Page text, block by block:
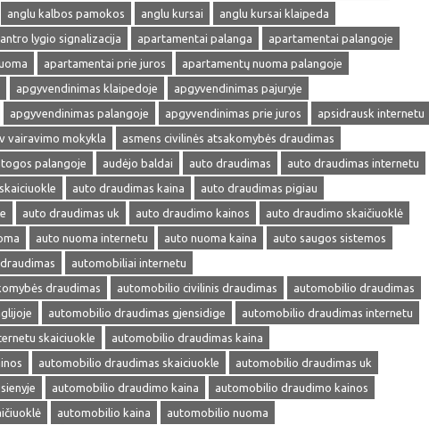
anglu kalbos pamokos anglu kursai
anglu kursai klaipeda
antro lygio signalizacija apartamentai palanga
apartamentai palangoje
apartamentai prie juros
apartamentų nuoma palangoje
apgyvendinimas klaipedoje
apgyvendinimas pajuryje
apgyvendinimas palangoje apgyvendinimas prie juros
apsidrausk internetu
vairavimo mokykla
asmens civilinės atsakomybės draudimas
palangoje audėjo baldai auto draudimas
auto draudimas internetu
auto draudimas kaina
auto draudimas pigiau
auto draudimas uk auto draudimo kainos
auto draudimo skaičiuoklė
auto nuoma internetu auto nuoma kaina
auto saugos sistemos
automobiliai internetu
draudimas
automobilio civilinis draudimas
automobilio draudimas
automobilio draudimas gjensidige
automobilio draudimas internetu
skaiciuokle
automobilio draudimas kaina
automobilio draudimas skaiciuokle
automobilio draudimas uk
automobilio draudimo kaina
automobilio draudimo kainos
automobilio kaina
automobilio nuoma